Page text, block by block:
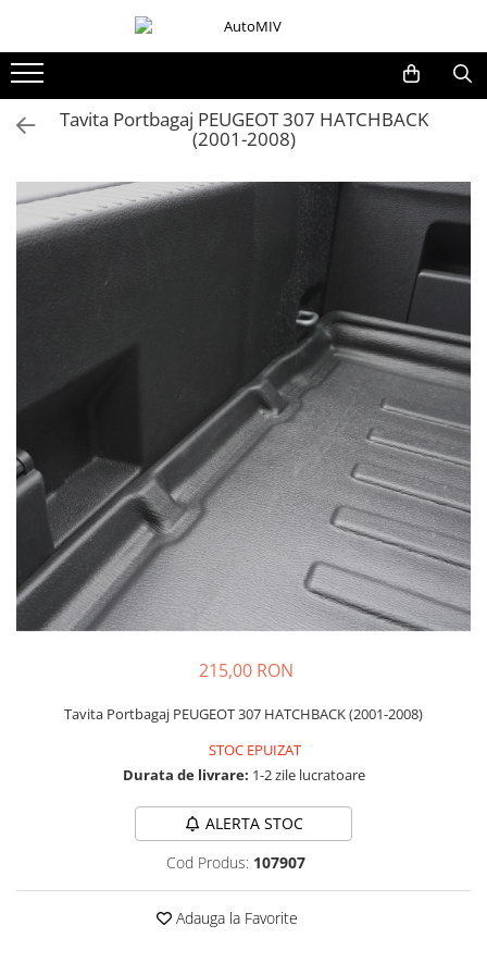
Oferta Saptamanii
Bloc Lumini
Butoane Reglare Oglinzi
Buton Clapeta Rezervor
Buton Portbagaj
Alte Butoane/Comutatoare
Butoane Semnalizare
Schimbatoare Viteze
Accesorii Auto
Accesorii Auto Exterior
Husa Auto / Prelata Auto
Paravanturi Auto / Deflectoare Aer
Inchidere Centralizata
Huse Scaune Auto
Tavite Portbagaj Dedicate
Covorase Auto/ Presuri Auto
Seturi Interior
Accesorii Siguranta Auto
Tavita Portbagaj PEUGEOT 307 HATCHBACK
(2001-2008)
215,00 RON
Tavita Portbagaj PEUGEOT 307 HATCHBACK (2001-2008)
STOC EPUIZAT
Durata de livrare: 1-2 zile lucratoare
ALERTA STOC
Cod Produs: 107907
Adauga la Favorite